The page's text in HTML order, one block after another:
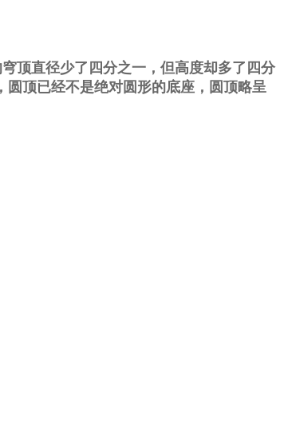
顶直径少了四分之一，但高度却多了四分
顶已经不是绝对圆形的底座，圆顶略呈